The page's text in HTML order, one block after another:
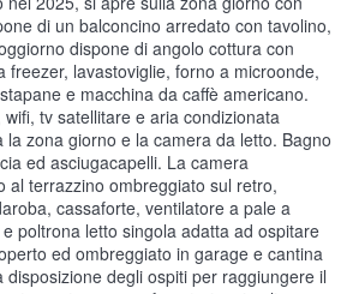
di un balconcino arredato con tavolino,
dispone di angolo cottura con
freezer, lavastoviglie, forno a microonde,
e macchina da caffè americano.
tv satellitare e aria condizionata
zona giorno e la camera da letto. Bagno
ed asciugacapelli. La camera
al terrazzino ombreggiato sul retro,
cassaforte, ventilatore a pale a
poltrona letto singola adatta ad ospitare
ed ombreggiato in garage e cantina
degli ospiti per raggiungere il